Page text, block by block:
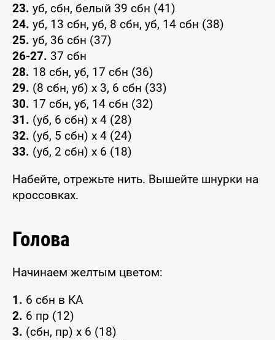
23. уб, сбн, белый 39 сбн (41)
24. уб, 13 сбн, уб, 8 сбн, уб, 14 сбн (38)
25. уб, 36 сбн (37)
26-27. 37 сбн
28. 18 сбн, уб, 17 сбн (36)
29. (8 сбн, уб) x 3, 6 сбн (33)
30. 17 сбн, уб, 14 сбн (32)
31. (уб, 6 сбн) x 4 (28)
32. (уб, 5 сбн) x 4 (24)
33. (уб, 2 сбн) x 6 (18)
Набейте, отрежьте нить. Вышейте шнурки на
кроссовках.
Голова
Начинаем желтым цветом:
1. 6 сбн в КА
2. 6 пр (12)
3. (сбн, пр) x 6 (18)